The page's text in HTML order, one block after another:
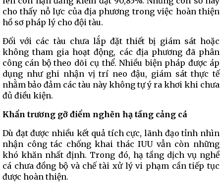
cho thấy nỗ lực của địa phương trong việc hoàn thiện
hồ sơ pháp lý cho đội tàu.
Đối với các tàu chưa lắp đặt thiết bị giám sát hoặc
không tham gia hoạt động, các địa phương đã phân
công cán bộ theo dõi cụ thể. Nhiều biện pháp được áp
dụng như ghi nhận vị trí neo đậu, giám sát thực tế
nhằm bảo đảm các tàu này không tự ý ra khơi khi chưa
đủ điều kiện.
Khẩn trương gỡ điểm nghẽn hạ tầng cảng cá
Dù đạt được nhiều kết quả tích cực, lãnh đạo tỉnh nhìn
nhận công tác chống khai thác IUU vẫn còn những
khó khăn nhất định. Trong đó, hạ tầng dịch vụ nghề
cá chưa đồng bộ và chế tài xử lý vi phạm cần tiếp tục
được hoàn thiện.